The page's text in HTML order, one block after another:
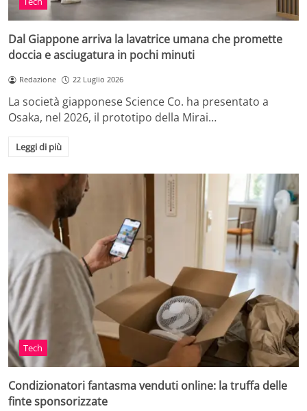
Dal Giappone arriva la lavatrice umana che promette
doccia e asciugatura in pochi minuti
Redazione 22 Luglio 2026
La società giapponese Science Co. ha presentato a
Osaka, nel 2026, il prototipo della Mirai…
Leggi di più
Tech
Condizionatori fantasma venduti online: la truffa delle
finte sponsorizzate